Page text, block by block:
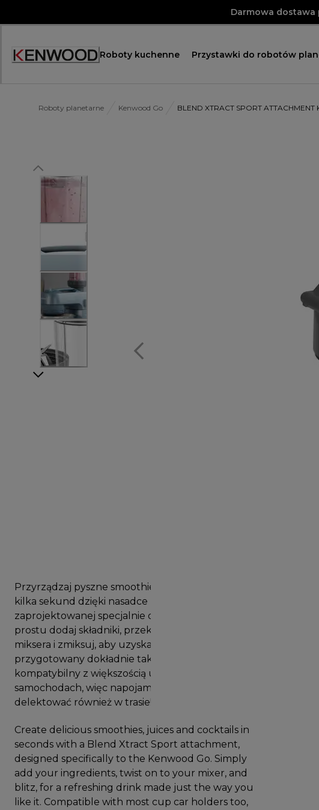
Darmowa dostawa
Roboty kuchenne Przystawki do robotów
Roboty planetarne Kenwood Go BLEND XTRACT SPORT
Przyrządzaj pyszne smoothie, soki i koktajle w
kilka sekund dzięki nasadce Blend Xtract Sport
zaprojektowanej specjalnie dla Kenwood Go. Po
prostu dodaj składniki, przekręć nasadkę do
miksera i zmiksuj, aby uzyskać orzeźwiający napój
przygotowany dokładnie tak, jak lubisz. Jest on
kompatybilny z większością uchwytów na kubki w
samochodach, więc napojami możesz się
delektować również w trasie!
Create delicious smoothies, juices and cocktails in
seconds with a Blend Xtract Sport attachment,
designed specifically to the Kenwood Go. Simply
add your ingredients, twist on to your mixer, and
blitz, for a refreshing drink made just the way you
like it. Compatible with most cup car holders too,